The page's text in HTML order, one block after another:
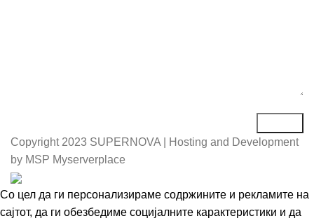
Copyright 2023 SUPERNOVA | Hosting and Development
by MSP Myserverplace
Со цел да ги персонализираме содржините и рекламите на
сајтот, да ги обезбедиме социјалните карактеристики и да